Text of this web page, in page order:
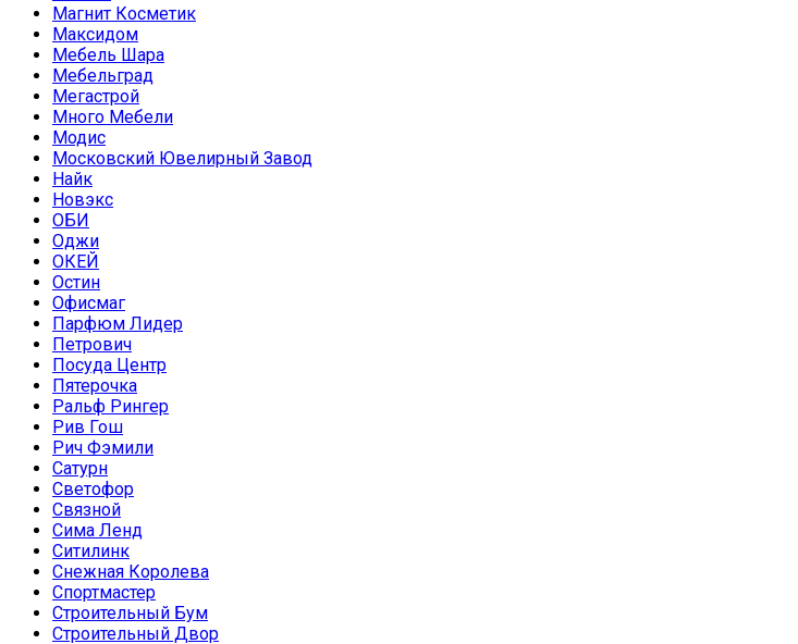
Магнит Косметик
Максидом
Мебель Шара
Мебельград
Мегастрой
Много Мебели
Модис
Московский Ювелирный Завод
Найк
Новэкс
ОБИ
Оджи
ОКЕЙ
Остин
Офисмаг
Парфюм Лидер
Петрович
Посуда Центр
Пятерочка
Ральф Рингер
Рив Гош
Рич Фэмили
Сатурн
Светофор
Связной
Сима Ленд
Ситилинк
Снежная Королева
Спортмастер
Строительный Бум
Строительный Двор